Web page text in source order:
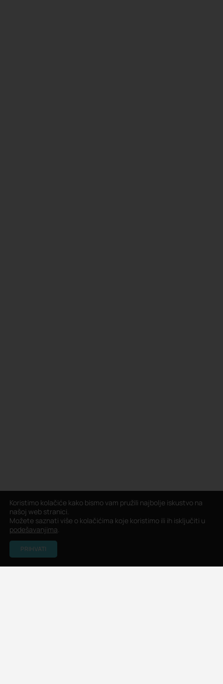
Koristimo kolačiće kako bismo vam pružili najbolje iskustvo na
našoj web stranici.
Možete saznati više o kolačićima koje koristimo ili ih isključiti u
podešavanjima.
PRIHVATI